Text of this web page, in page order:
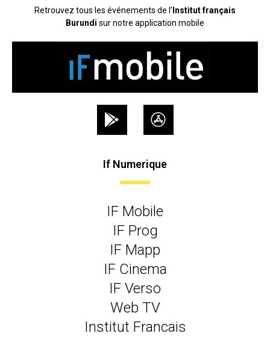
Retrouvez tous les événements de l’ Institut français
Burundi sur notre application mobile
If Numerique
IF Mobile
IF Prog
IF Mapp
IF Cinema
IF Verso
Web TV
Institut Francais